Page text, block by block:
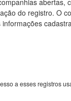
abertas,
do registro. O
a esses registros